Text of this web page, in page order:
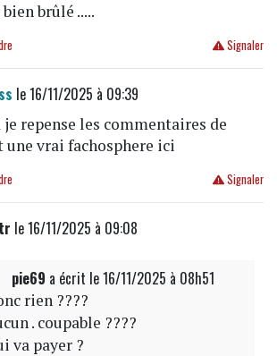
brûlé .....
Signaler
le 16/11/2025 à 09:39
je repense les commentaires de
une vrai fachosphere ici
Signaler
le 16/11/2025 à 09:08
pie69 a écrit le 16/11/2025 à 08h51
rien ????
. coupable ????
va payer ?